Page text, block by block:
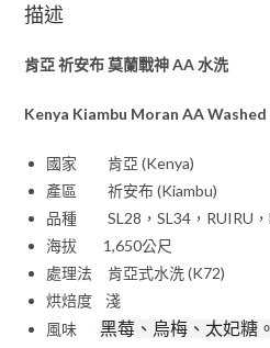
描述
肯亞 祈安布 莫蘭戰神 AA 水洗
Kenya Kiambu Moran AA Washed
國家 肯亞 (Kenya)
產區 祈安布 (Kiambu)
品種 SL28，SL34，RUIRU，
海拔 1,650公尺
處理法 肯亞式水洗 (K72)
烘焙度 淺
風味黑莓、烏梅、太妃糖。